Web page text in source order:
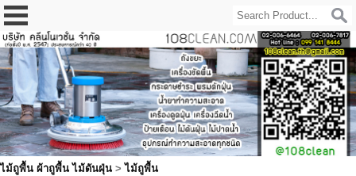
ไม้ถูพื้น ผ้าถูพื้น ไม้ดันฝุ่น >ไม้ถูพื้น